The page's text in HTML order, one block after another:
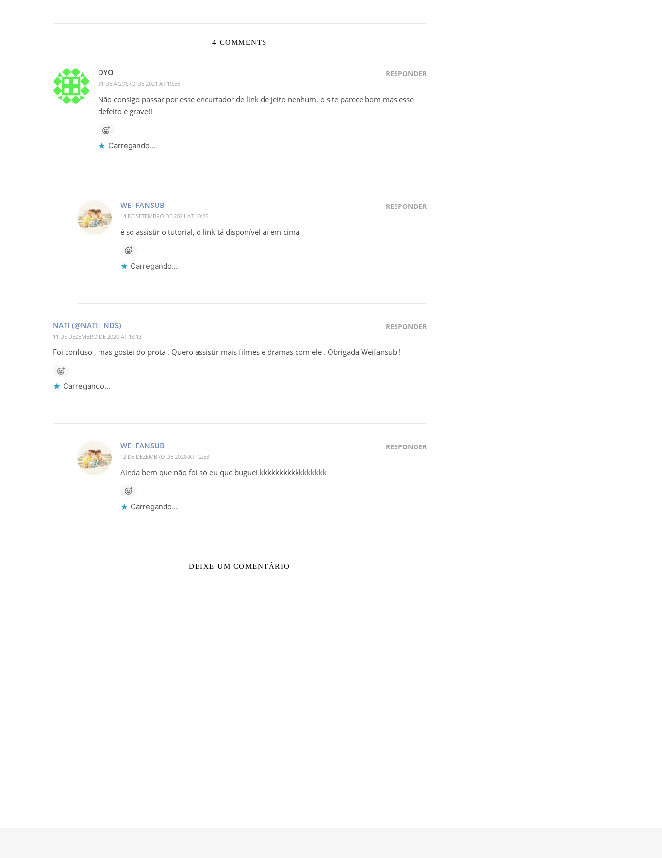
4 COMMENTS
DYO
31 DE AGOSTO DE 2021 AT 19:56
RESPONDER
Não consigo passar por esse encurtador de link de jeito nenhum, o site parece bom mas esse
defeito é grave!!
Carregando...
WEI FANSUB
14 DE SETEMBRO DE 2021 AT 10:26
RESPONDER
é só assistir o tutorial, o link tá disponível ai em cima
Carregando...
NATI (@NATII_NDS)
11 DE DEZEMBRO DE 2020 AT 18:13
RESPONDER
Foi confuso , mas gostei do prota . Quero assistir mais filmes e dramas com ele . Obrigada Weifansub !
Carregando...
WEI FANSUB
12 DE DEZEMBRO DE 2020 AT 12:53
RESPONDER
Ainda bem que não foi só eu que buguei kkkkkkkkkkkkkkkkk
Carregando...
DEIXE UM COMENTÁRIO